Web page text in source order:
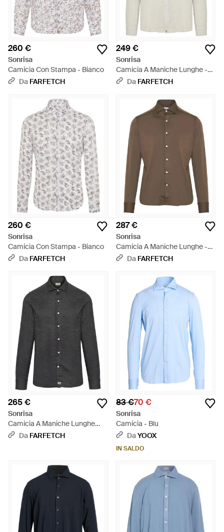
260 €
Sonrisa
Camicia Con Stampa - Bianco
Da FARFETCH
249 €
Sonrisa
Camicia A Maniche Lunghe -
Bianco
Da FARFETCH
260 €
Sonrisa
Camicia Con Stampa - Bianco
Da FARFETCH
287 €
Sonrisa
Camicia A Maniche Lunghe -
Marrone
Da FARFETCH
265 €
Sonrisa
Camicia A Maniche Lunghe
Con Bottoni - Grigio
Da FARFETCH
83 €70 €
Sonrisa
Camicia - Blu
DaYOOX
IN SALDO